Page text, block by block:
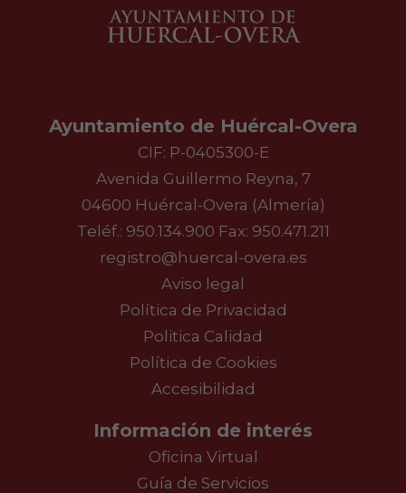
Ayuntamiento de Huércal-Overa
CIF: P-0405300-E
Avenida Guillermo Reyna, 7
04600 Huércal-Overa (Almería)
Teléf.: 950.134.900 Fax: 950.471.211
registro@huercal-overa.es
Aviso legal
Política de Privacidad
Politica Calidad
Política de Cookies
Accesibilidad
Información de interés
Oficina Virtual
Guía de Servicios